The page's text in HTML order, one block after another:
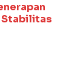
Stabilitas